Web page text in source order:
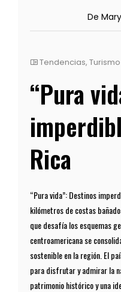
De
Tendencias, Turismo
“Pura
Rica
“Pura vida”: Destinos
kilómetros de costas
que desafía los esquemas
centroamericana se
sostenible en la región. El
para disfrutar y admirar la
patrimonio histórico y una